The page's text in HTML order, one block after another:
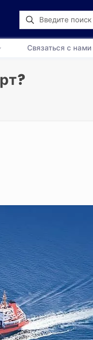
Связаться с нами